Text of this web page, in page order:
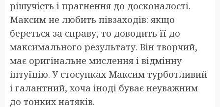
рішучість і прагнення до досконалості.
Максим не любить півзаходів: якщо
береться за справу, то доводить її до
максимального результату. Він творчий,
має оригінальне мислення і відмінну
інтуїцію. У стосунках Максим турботливий
і галантний, хоча іноді буває неуважним
до тонких натяків.